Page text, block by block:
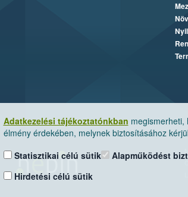
Adatkezelési tájékoztatónkban megismerheti,
élmény érdekében, melynek biztosításához
Statisztikai célú sütik
Hirdetési célú sütik
Alapműködést